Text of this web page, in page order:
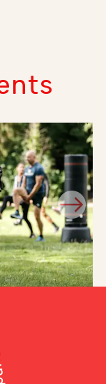
Next